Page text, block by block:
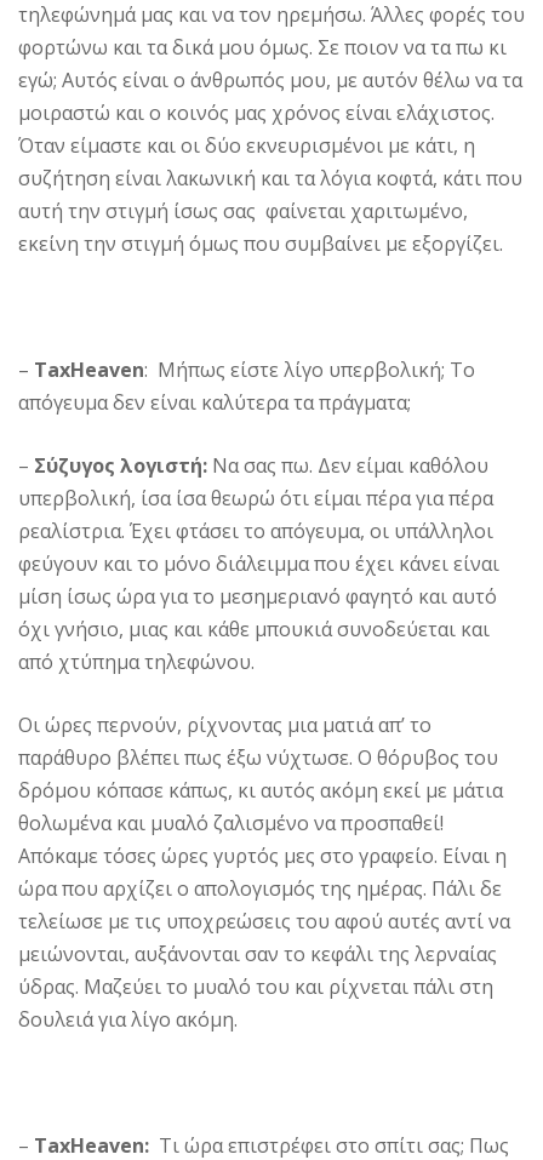
τηλεφώνημά μας και να τον ηρεμήσω. Άλλες φορές του
φορτώνω και τα δικά μου όμως. Σε ποιον να τα πω κι
εγώ; Αυτός είναι ο άνθρωπός μου, με αυτόν θέλω να τα
μοιραστώ και ο κοινός μας χρόνος είναι ελάχιστος.
Όταν είμαστε και οι δύο εκνευρισμένοι με κάτι, η
συζήτηση είναι λακωνική και τα λόγια κοφτά, κάτι που
αυτή την στιγμή ίσως σας φαίνεται χαριτωμένο,
εκείνη την στιγμή όμως που συμβαίνει με εξοργίζει.
– TaxHeaven: Μήπως είστε λίγο υπερβολική; Το
απόγευμα δεν είναι καλύτερα τα πράγματα;
– Σύζυγος λογιστή: Να σας πω. Δεν είμαι καθόλου
υπερβολική, ίσα ίσα θεωρώ ότι είμαι πέρα για πέρα
ρεαλίστρια. Έχει φτάσει το απόγευμα, οι υπάλληλοι
φεύγουν και το μόνο διάλειμμα που έχει κάνει είναι
μίση ίσως ώρα για το μεσημεριανό φαγητό και αυτό
όχι γνήσιο, μιας και κάθε μπουκιά συνοδεύεται και
από χτύπημα τηλεφώνου.
Οι ώρες περνούν, ρίχνοντας μια ματιά απ’ το
παράθυρο βλέπει πως έξω νύχτωσε. Ο θόρυβος του
δρόμου κόπασε κάπως, κι αυτός ακόμη εκεί με μάτια
θολωμένα και μυαλό ζαλισμένο να προσπαθεί!
Απόκαμε τόσες ώρες γυρτός μες στο γραφείο. Είναι η
ώρα που αρχίζει ο απολογισμός της ημέρας. Πάλι δε
τελείωσε με τις υποχρεώσεις του αφού αυτές αντί να
μειώνονται, αυξάνονται σαν το κεφάλι της λερναίας
ύδρας. Μαζεύει το μυαλό του και ρίχνεται πάλι στη
δουλειά για λίγο ακόμη.
– TaxHeaven: Τι ώρα επιστρέφει στο σπίτι σας; Πως